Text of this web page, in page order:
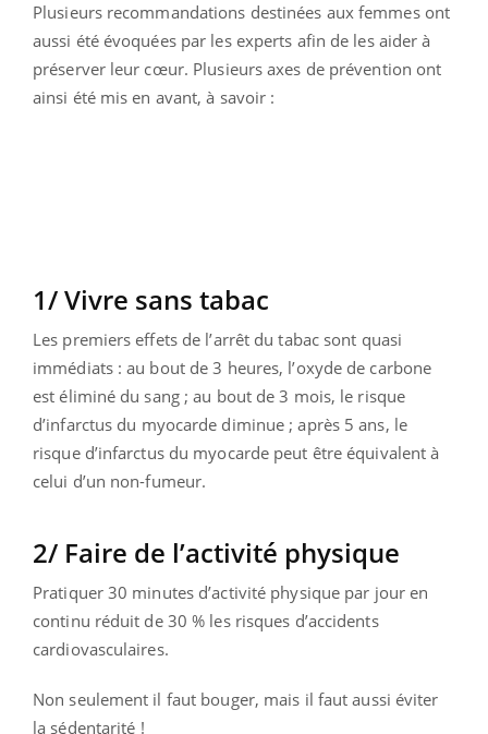
Plusieurs recommandations destinées aux femmes ont
aussi été évoquées par les experts afin de les aider à
préserver leur cœur. Plusieurs axes de prévention ont
ainsi été mis en avant, à savoir :
1/ Vivre sans tabac
Les premiers effets de l’arrêt du tabac sont quasi
immédiats : au bout de 3 heures, l’oxyde de carbone
est éliminé du sang ; au bout de 3 mois, le risque
d’infarctus du myocarde diminue ; après 5 ans, le
risque d’infarctus du myocarde peut être équivalent à
celui d’un non-fumeur.
2/ Faire de l’activité physique
Pratiquer 30 minutes d’activité physique par jour en
continu réduit de 30 % les risques d’accidents
cardiovasculaires.
Non seulement il faut bouger, mais il faut aussi éviter
la sédentarité !